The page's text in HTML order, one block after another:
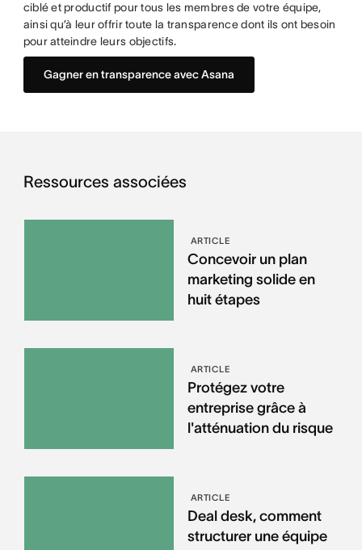
ciblé et productif pour tous les membres de votre équipe,
ainsi qu’à leur offrir toute la transparence dont ils ont besoin
pour atteindre leurs objectifs.
Gagner en transparence avec Asana
Ressources associées
ARTICLE
Concevoir un plan
marketing solide en
huit étapes
ARTICLE
Protégez votre
entreprise grâce à
l'atténuation du risque
ARTICLE
Deal desk, comment
structurer une équipe